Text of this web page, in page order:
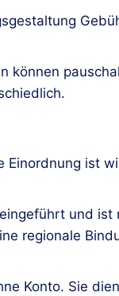
können
Einordnung ist
und ist
regionale
Konto. Sie